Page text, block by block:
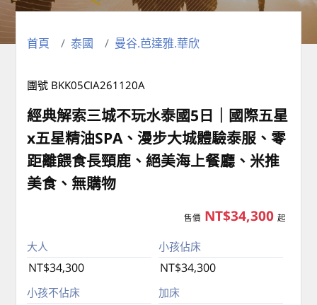
首頁 泰國 曼谷.芭達雅.華欣
團號 BKK05CIA261120A
經典解索三城不玩水泰國5日｜國際五星
x五星精油SPA、漫步大城體驗泰服、零
距離餵食長頸鹿、絕美海上餐廳、米推
美食、無購物
售價 NT$34,300 起
大人
NT$34,300
小孩佔床
NT$34,300
小孩不佔床 加床